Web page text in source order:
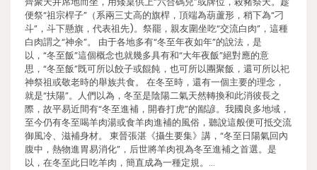
便祭“祖宗桿子”（系兩三丈高的旗桿，頂端為葫蘆形，稍下為“刁
斗”，斗下懸旗，代表祖先)。祭罷，親友圍坐吃“交流白肉”，這種
白肉謂之“神余”。 由于各地多有“冬至年夜如年”的說法，是
以，“冬至飯”這個概念也就幾多具有和“大年夜飯”絕對應的意
思，“冬至飯”既可所以餃子或餛飩，也可所以團聚飯，還可所以祀
神祭祖或敬老時的舉族共食。 在冬至時，還有一個主要的理念，
就是“扶陽”。人們以為，冬至是陰陽二氣天然轉換和此消彼長之
際，故平易近間有“冬至進補，開春打虎”的鄙諺。我國良多地域，
至今仍有冬至喝羊肉湯或食羊肉進補的風俗，聽說這般便可抵交流
御風冷、滋補身材。 東晉張湛《攝生要集》講，“冬至日陽氣回內
腹中，熱物進胃易消化”，后世將羊肉視為冬至進補之首選。是
以，在冬至此日吃羊肉，簡直成為一種定規。…